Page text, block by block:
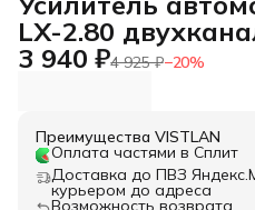
LX-2.80
3 940 ₽4 925 ₽−20%
Преимущества VISTLAN
Оплата частями в Сплит
Доставка до ПВЗ
курьером до адреса
Возможность возврата